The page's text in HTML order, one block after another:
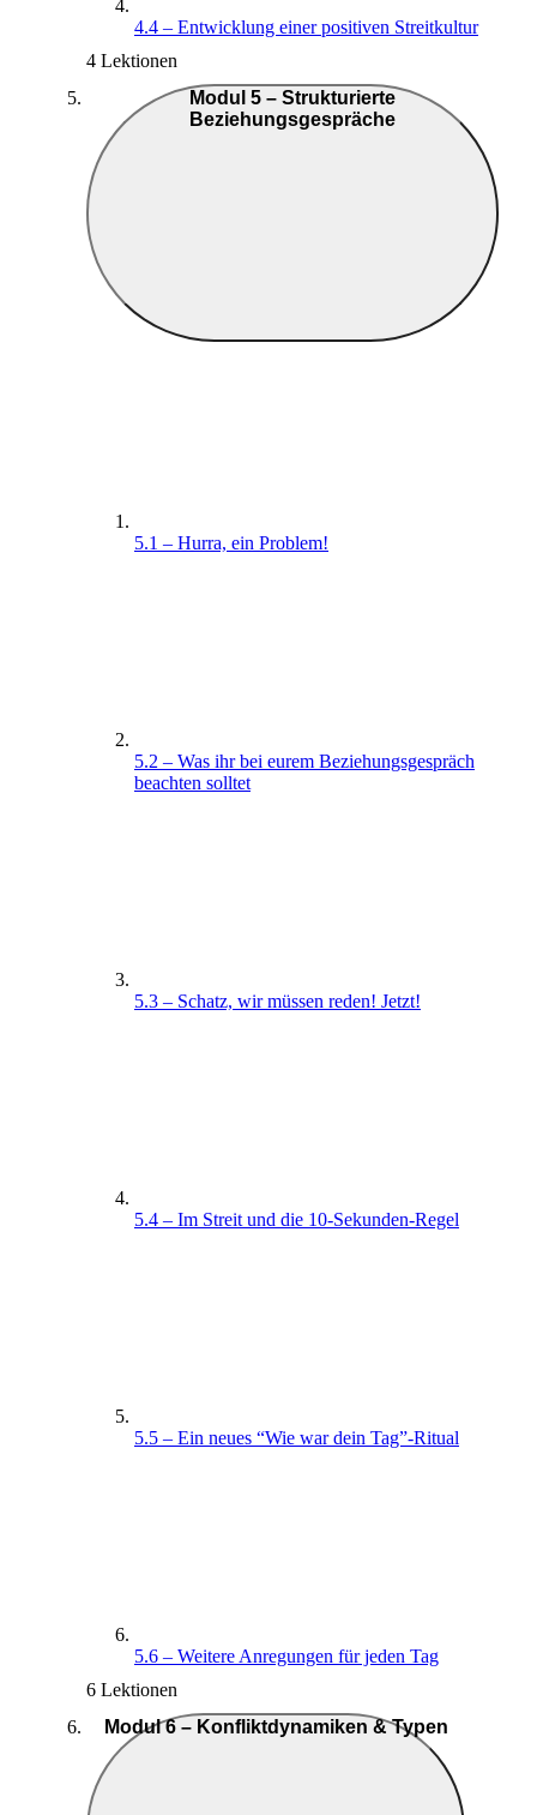
4.4 – Entwicklung einer positiven Streitkultur
4 Lektionen
Modul 5 – Strukturierte
Beziehungsgespräche
5.1 – Hurra, ein Problem!
5.2 – Was ihr bei eurem Beziehungsgespräch
beachten solltet
5.3 – Schatz, wir müssen reden! Jetzt!
5.4 – Im Streit und die 10-Sekunden-Regel
5.5 – Ein neues “Wie war dein Tag”-Ritual
5.6 – Weitere Anregungen für jeden Tag
6 Lektionen
Modul 6 – Konfliktdynamiken & Typen